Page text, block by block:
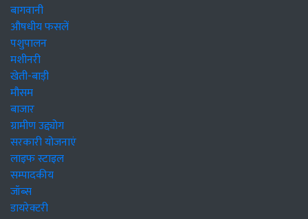
बागवानी
औषधीय फसलें
पशुपालन
मशीनरी
खेती-बाड़ी
मौसम
बाजार
ग्रामीण उद्द्योग
सरकारी योजनाएं
लाइफ स्टाइल
सम्पादकीय
जॉब्स
डायरेक्टरी